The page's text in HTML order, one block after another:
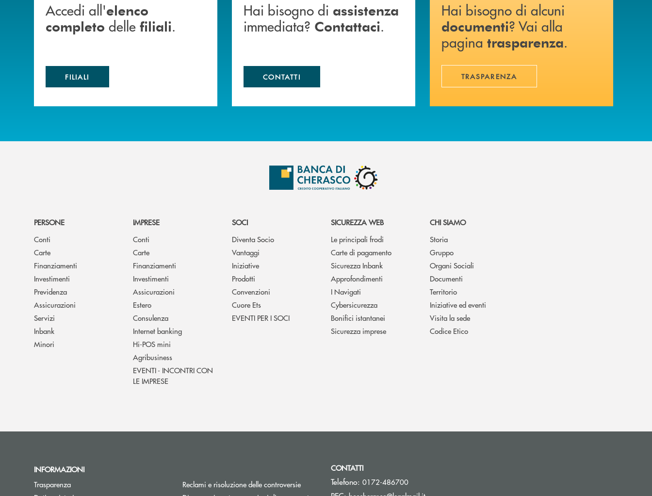
Accedi all'elenco
completo delle filiali.
FILIALI
Hai bisogno di assistenza
immediata? Contattaci.
CONTATTI
Hai bisogno di alcuni
documenti? Vai alla
pagina trasparenza.
TRASPARENZA
PERSONE
Conti
Carte
Finanziamenti
Investimenti
Previdenza
Assicurazioni
Servizi
Inbank
Minori
IMPRESE
Conti
Carte
Finanziamenti
Investimenti
Assicurazioni
Estero
Consulenza
Internet banking
Hi-POS mini
Agribusiness
EVENTI - INCONTRI CON
LE IMPRESE
SOCI
Diventa Socio
Vantaggi
Iniziative
Prodotti
Convenzioni
Cuore Ets
EVENTI PER I SOCI
SICUREZZA WEB
Le principali frodi
Carte di pagamento
Sicurezza Inbank
Approfondimenti
I Navigati
Cybersicurezza
Bonifici istantanei
Sicurezza imprese
CHI SIAMO
Storia
Gruppo
Organi Sociali
Documenti
Territorio
Iniziative ed eventi
Visita la sede
Codice Etico
INFORMAZIONI
Trasparenza
Reclami e risoluzione delle controversie
CONTATTI
Telefono: 0172-486700